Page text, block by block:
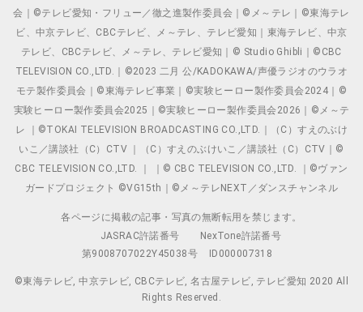
会｜©テレビ愛知・フリュー／徹之進製作委員会｜©メ～テレ｜©東海テレ
ビ、中京テレビ、CBCテレビ、メ～テレ、テレビ愛知｜東海テレビ、中京
テレビ、CBCテレビ、メ～テレ、テレビ愛知｜© Studio Ghibli｜©CBC
TELEVISION CO.,LTD.｜©2023 二月 公/KADOKAWA/声優ラジオのウラオ
モテ製作委員会｜©東海テレビ事業｜©実験ヒーロー製作委員会2024｜©
実験ヒーロー製作委員会2025｜©実験ヒーロー製作委員会2026｜©メ～テ
レ ｜©TOKAI TELEVISION BROADCASTING CO.,LTD.｜（C）すえのぶけ
いこ／講談社（C）CTV ｜（C）すえのぶけいこ／講談社（C）CTV｜©
CBC TELEVISION CO.,LTD. ｜ ｜© CBC TELEVISION CO.,LTD. ｜©ヴァン
ガードプロジェクト ©VG15th｜©メ～テレNEXT／ダンスチャンネル
各ページに掲載の記事・写真の無断転用を禁じます。
JASRAC許諾番号
NexTone許諾番号
第9008707022Y45038号
ID000007318
©東海テレビ, 中京テレビ, CBCテレビ, 名古屋テレビ, テレビ愛知 2020 All
Rights Reserved.